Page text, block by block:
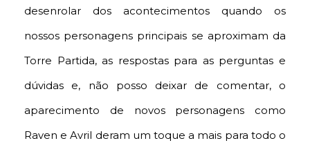
desenrolar dos acontecimentos quando os
nossos personagens principais se aproximam da
Torre Partida, as respostas para as perguntas e
dúvidas e, não posso deixar de comentar, o
aparecimento de novos personagens como
Raven e Avril deram um toque a mais para todo o